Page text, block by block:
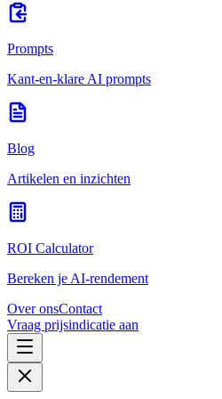
Prompts
Kant-en-klare AI prompts
Blog
Artikelen en inzichten
ROI Calculator
Bereken je AI-rendement
Over onsContact
Vraag prijsindicatie aan